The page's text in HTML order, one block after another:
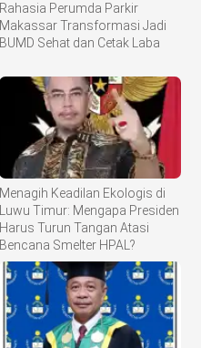
Rahasia Perumda Parkir
Makassar Transformasi Jadi
BUMD Sehat dan Cetak Laba
Menagih Keadilan Ekologis di
Luwu Timur: Mengapa Presiden
Harus Turun Tangan Atasi
Bencana Smelter HPAL?